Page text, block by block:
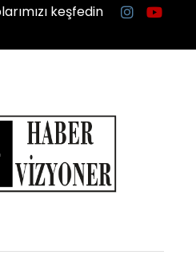
keşfedin